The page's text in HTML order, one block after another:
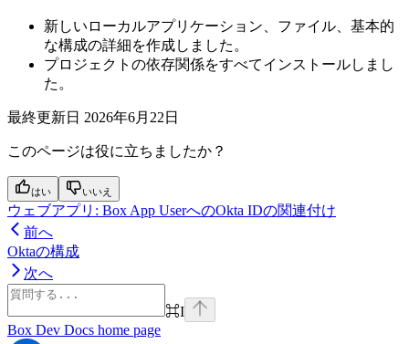
新しいローカルアプリケーション、ファイル、基本的
な構成の詳細を作成しました。
プロジェクトの依存関係をすべてインストールしまし
た。
最終更新日 2026年6月22日
このページは役に立ちましたか？
はい いいえ
ウェブアプリ: Box App UserへのOkta IDの関連付け
前へ
Oktaの構成
次へ
⌘I
Box Dev Docs home page